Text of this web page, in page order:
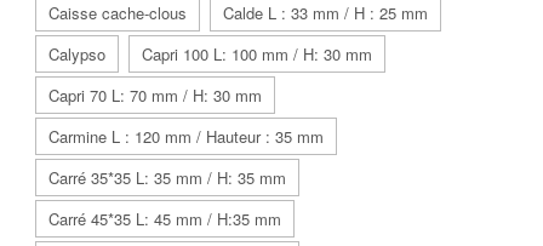
Caisse cache-clous
Calde L : 33 mm / H : 25 mm
Calypso
Capri 100 L: 100 mm / H: 30 mm
Capri 70 L: 70 mm / H: 30 mm
Carmine L : 120 mm / Hauteur : 35 mm
Carré 35*35 L: 35 mm / H: 35 mm
Carré 45*35 L: 45 mm / H:35 mm